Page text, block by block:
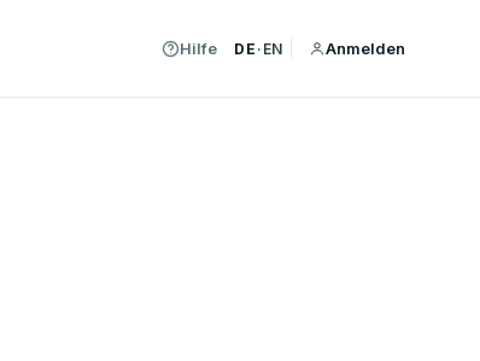
Hilfe DE · EN Anmelden